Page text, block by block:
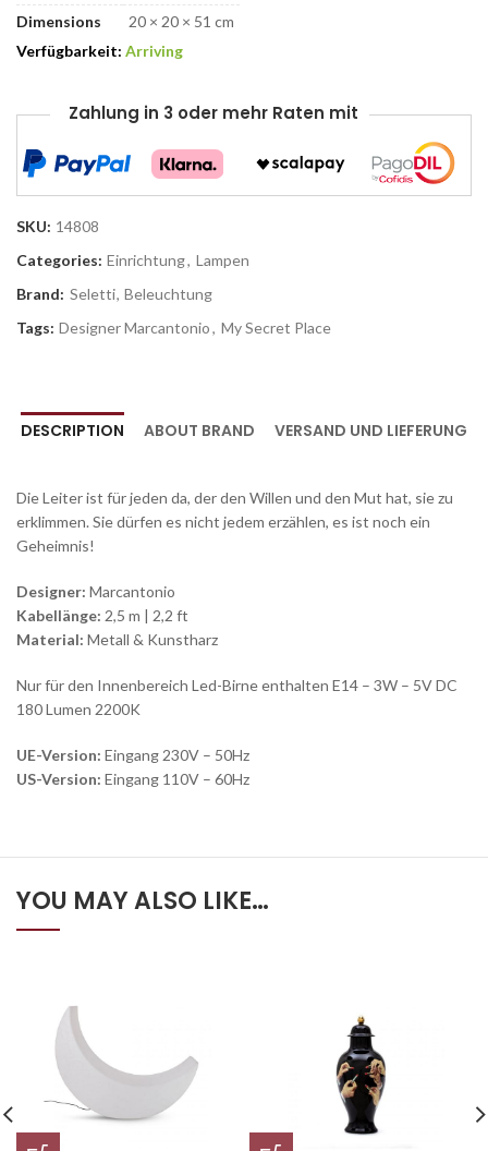
Dimensions
20 × 20 × 51 cm
Verfügbarkeit: Arriving
Zahlung in 3 oder mehr Raten mit
SKU: 14808
Categories: Einrichtung, Lampen
Brand: Seletti, Beleuchtung
Tags: Designer Marcantonio, My Secret Place
DESCRIPTION ABOUT BRAND VERSAND UND LIEFERUNG
Die Leiter ist für jeden da, der den Willen und den Mut hat, sie zu
erklimmen. Sie dürfen es nicht jedem erzählen, es ist noch ein
Geheimnis!
Designer: Marcantonio
Kabellänge: 2,5 m | 2,2 ft
Material: Metall & Kunstharz
Nur für den Innenbereich Led-Birne enthalten E14 – 3W – 5V DC
180 Lumen 2200K
UE-Version: Eingang 230V – 50Hz
US-Version: Eingang 110V – 60Hz
YOU MAY ALSO LIKE…